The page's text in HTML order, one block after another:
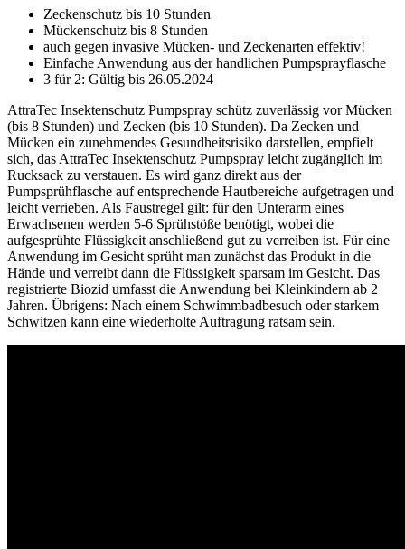
Zeckenschutz bis 10 Stunden
Mückenschutz bis 8 Stunden
auch gegen invasive Mücken- und Zeckenarten effektiv!
Einfache Anwendung aus der handlichen Pumpsprayflasche
3 für 2: Gültig bis 26.05.2024
AttraTec Insektenschutz Pumpspray schütz zuverlässig vor Mücken
(bis 8 Stunden) und Zecken (bis 10 Stunden). Da Zecken und
Mücken ein zunehmendes Gesundheitsrisiko darstellen, empfielt
sich, das AttraTec Insektenschutz Pumpspray leicht zugänglich im
Rucksack zu verstauen. Es wird ganz direkt aus der
Pumpsprühflasche auf entsprechende Hautbereiche aufgetragen und
leicht verrieben. Als Faustregel gilt: für den Unterarm eines
Erwachsenen werden 5-6 Sprühstöße benötigt, wobei die
aufgesprühte Flüssigkeit anschließend gut zu verreiben ist. Für eine
Anwendung im Gesicht sprüht man zunächst das Produkt in die
Hände und verreibt dann die Flüssigkeit sparsam im Gesicht. Das
registrierte Biozid umfasst die Anwendung bei Kleinkindern ab 2
Jahren. Übrigens: Nach einem Schwimmbadbesuch oder starkem
Schwitzen kann eine wiederholte Auftragung ratsam sein.